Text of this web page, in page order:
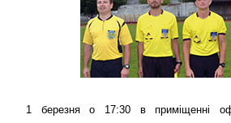
1 березня о 17:30 в приміщенні